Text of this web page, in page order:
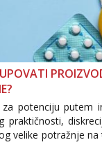
za potenciju putem
praktičnosti,
velike potražnje